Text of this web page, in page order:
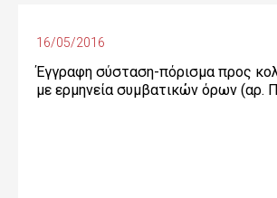
16/05/2016
Έγγραφη σύσταση-πόρισμα προς
με ερμηνεία συμβατικών όρων (αρ.